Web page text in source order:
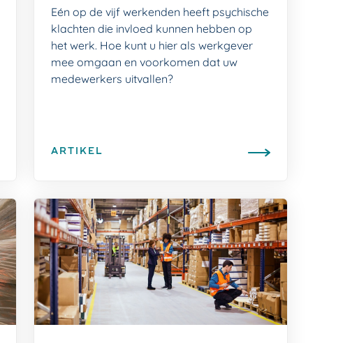
Eén op de vijf werkenden heeft psychische
klachten die invloed kunnen hebben op
het werk. Hoe kunt u hier als werkgever
mee omgaan en voorkomen dat uw
medewerkers uitvallen?
ARTIKEL